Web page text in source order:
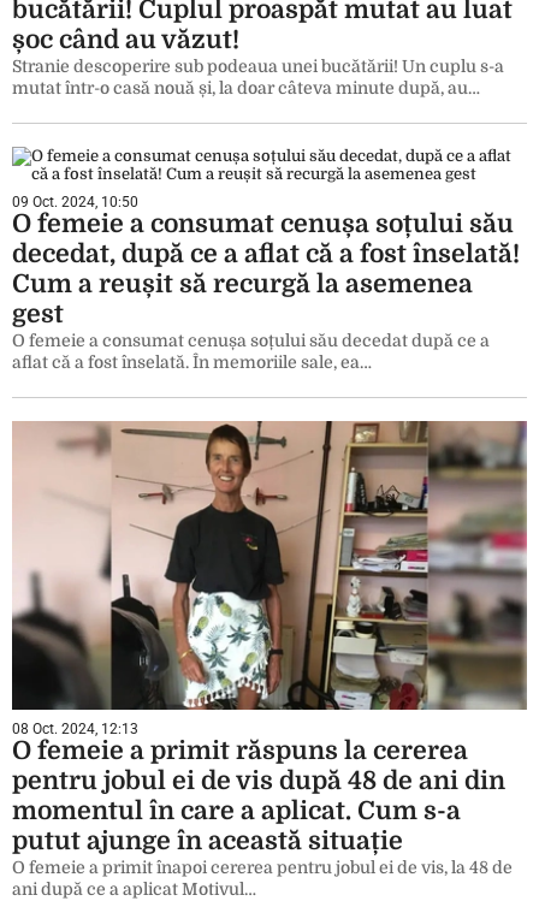
bucătării! Cuplul proaspăt mutat au luat
șoc când au văzut!
Stranie descoperire sub podeaua unei bucătării! Un cuplu s-a
mutat într-o casă nouă și, la doar câteva minute după, au…
09 Oct. 2024, 10:50
O femeie a consumat cenușa soțului său
decedat, după ce a aflat că a fost înselată!
Cum a reușit să recurgă la asemenea
gest
O femeie a consumat cenușa soțului său decedat după ce a
aflat că a fost înselată. În memoriile sale, ea…
08 Oct. 2024, 12:13
O femeie a primit răspuns la cererea
pentru jobul ei de vis după 48 de ani din
momentul în care a aplicat. Cum s-a
putut ajunge în această situație
O femeie a primit înapoi cererea pentru jobul ei de vis, la 48 de
ani după ce a aplicat Motivul…